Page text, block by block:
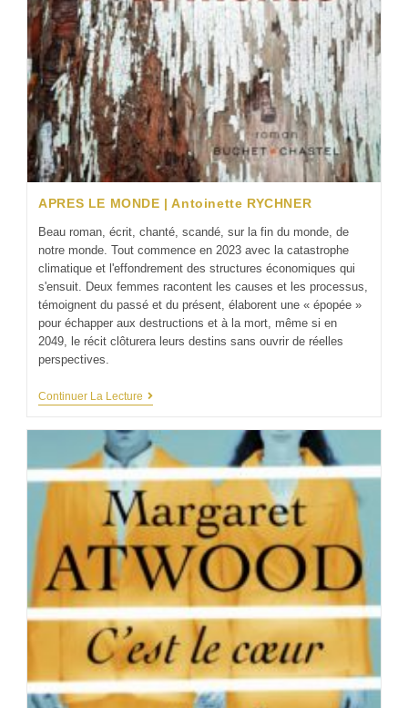
APRES LE MONDE | Antoinette RYCHNER
Beau roman, écrit, chanté, scandé, sur la fin du monde, de
notre monde. Tout commence en 2023 avec la catastrophe
climatique et l'effondrement des structures économiques qui
s'ensuit. Deux femmes racontent les causes et les processus,
témoignent du passé et du présent, élaborent une « épopée »
pour échapper aux destructions et à la mort, même si en
2049, le récit clôturera leurs destins sans ouvrir de réelles
perspectives.
Continuer La Lecture